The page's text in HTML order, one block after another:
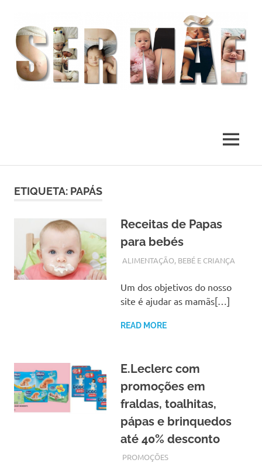
MENU
ETIQUETA: PAPÁS
Receitas de Papas
para bebés
JANEIRO 9, 2018
ADMIN
ALIMENTAÇÃO, BEBÉ E CRIANÇA
Um dos objetivos do nosso
site é ajudar as mamãs[…]
READ MORE
E.Leclerc com
promoções em
fraldas, toalhitas,
pápas e brinquedos
até 40% desconto
OUTUBRO 23, 2017
ADMIN
PROMOÇÕES